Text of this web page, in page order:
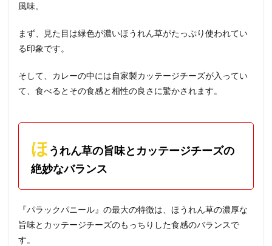
風味。
まず、見た目は緑色が濃いほうれん草がたっぷり使われてい
る印象です。
そして、カレーの中には自家製カッテージチーズが入ってい
て、食べるとその食感と相性の良さに驚かされます。
ほ うれん草の旨味とカッテージチーズの
絶妙なバランス
『パラックパニール』の最大の特徴は、ほうれん草の濃厚な
旨味とカッテージチーズのもっちりした食感のバランスで
す。